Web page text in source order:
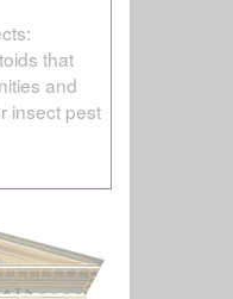
that
and
insect pest